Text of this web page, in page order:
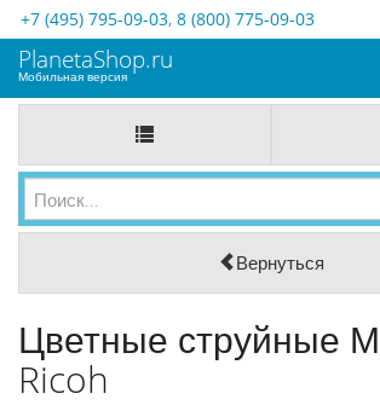
+7 (495) 795-09-03, 8 (800) 775-09-03
PlanetaShop.ru
Мобильная версия
Вернуться
Цветные струйные
Ricoh